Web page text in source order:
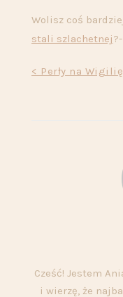
Wolisz coś
stali szlachetnej
Nawigacja< Perły na Wigilię
Cześć! Jestem
i wierzę, że